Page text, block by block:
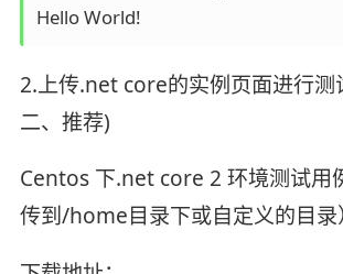
Hello World!
2.上传.net core的实例页面进行测
二、推荐)
Centos 下.net core 2 环境测试
传到/home目录下或自定义的目录）